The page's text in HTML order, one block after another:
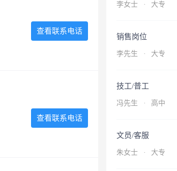
李女士 · 大专
销售岗位
李先生 · 大专
技工/普工
冯先生 · 高中
文员/客服
朱女士 · 大专
查看联系电话
查看联系电话